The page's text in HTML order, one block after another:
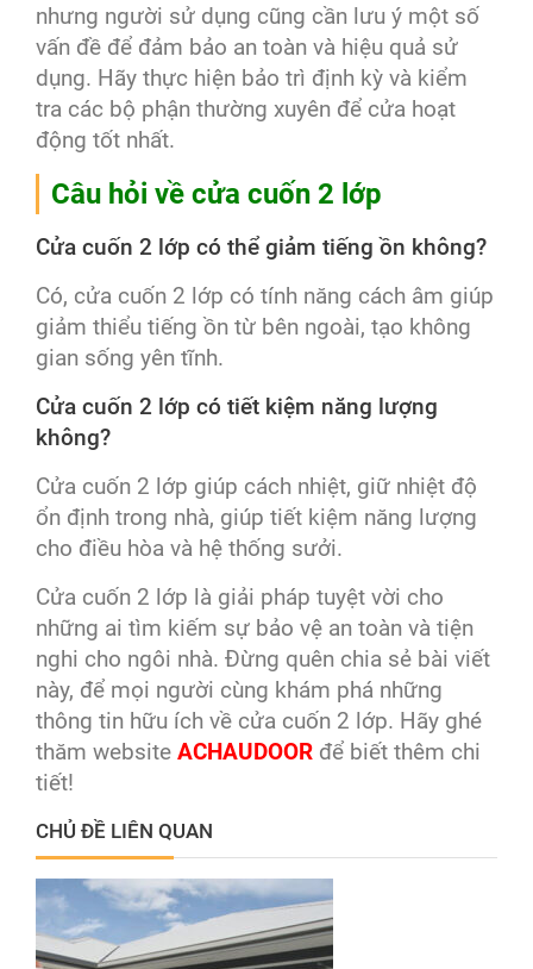
nhưng người sử dụng cũng cần lưu ý một số
vấn đề để đảm bảo an toàn và hiệu quả sử
dụng. Hãy thực hiện bảo trì định kỳ và kiểm
tra các bộ phận thường xuyên để cửa hoạt
động tốt nhất.
Câu hỏi về cửa cuốn 2 lớp
Cửa cuốn 2 lớp có thể giảm tiếng ồn không?
Có, cửa cuốn 2 lớp có tính năng cách âm giúp
giảm thiểu tiếng ồn từ bên ngoài, tạo không
gian sống yên tĩnh.
Cửa cuốn 2 lớp có tiết kiệm năng lượng
không?
Cửa cuốn 2 lớp giúp cách nhiệt, giữ nhiệt độ
ổn định trong nhà, giúp tiết kiệm năng lượng
cho điều hòa và hệ thống sưởi.
Cửa cuốn 2 lớp là giải pháp tuyệt vời cho
những ai tìm kiếm sự bảo vệ an toàn và tiện
nghi cho ngôi nhà. Đừng quên chia sẻ bài viết
này, để mọi người cùng khám phá những
thông tin hữu ích về cửa cuốn 2 lớp. Hãy ghé
thăm website ACHAUDOOR để biết thêm chi
tiết!
CHỦ ĐỀ LIÊN QUAN